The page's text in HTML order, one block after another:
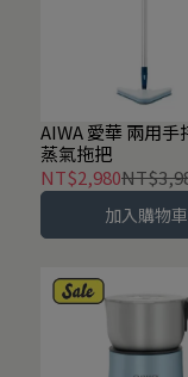
AIWA 愛華 兩用手
蒸氣拖把
NT$2,980
加入購物車